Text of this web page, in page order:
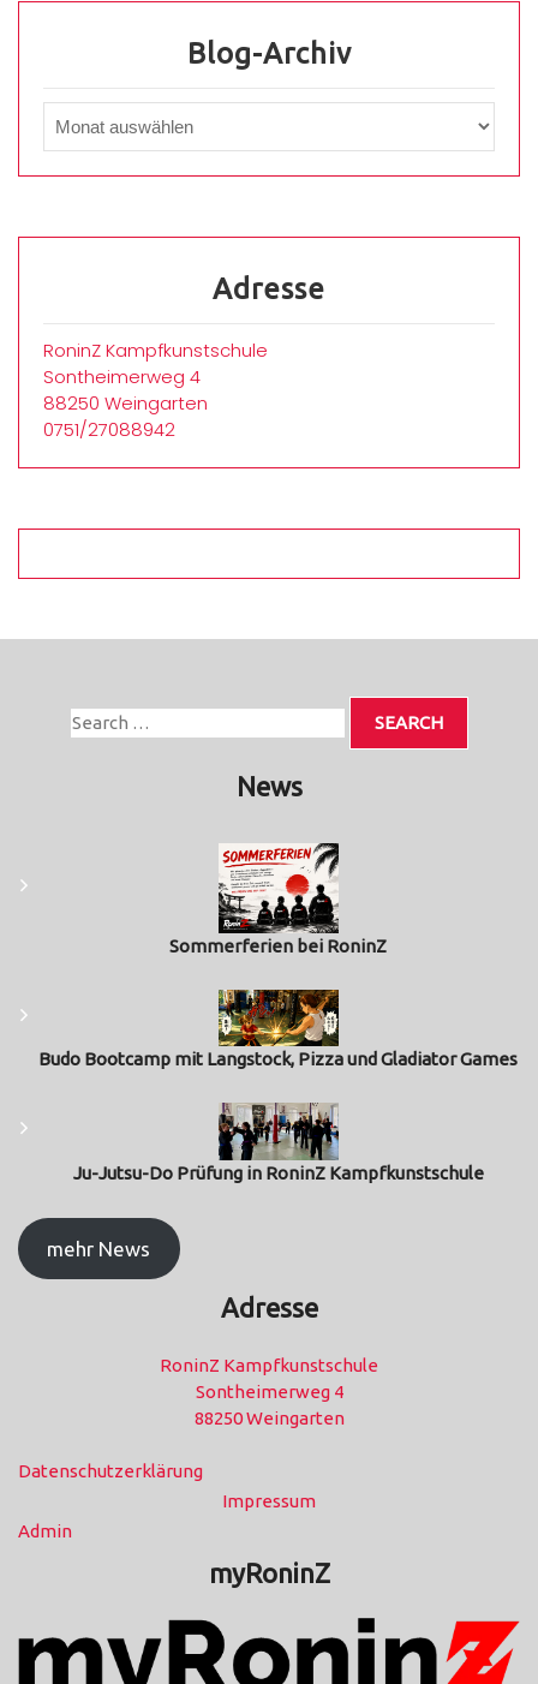
Blog-Archiv
Adresse
RoninZ Kampfkunstschule
Sontheimerweg 4
88250 Weingarten
0751/27088942
News
Sommerferien bei RoninZ
Budo Bootcamp mit Langstock, Pizza und Gladiator Games
Ju-Jutsu-Do Prüfung in RoninZ Kampfkunstschule
mehr News
Adresse
RoninZ Kampfkunstschule
Sontheimerweg 4
88250 Weingarten
Datenschutzerklärung
Impressum
Admin
myRoninZ